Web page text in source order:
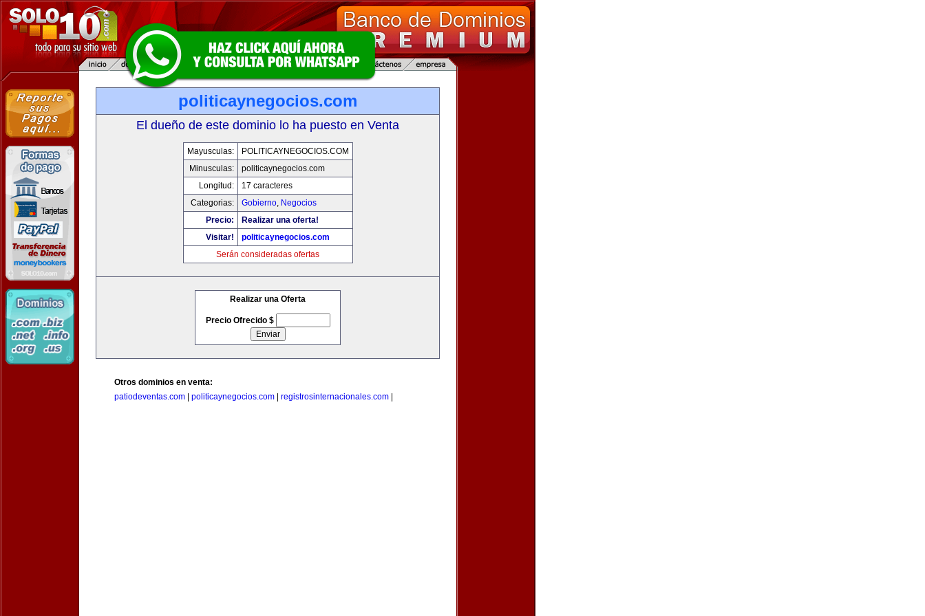
politicaynegocios.com
El dueño de este dominio lo ha puesto en Venta
Mayusculas:
POLITICAYNEGOCIOS.COM
Minusculas:
politicaynegocios.com
Longitud:
17 caracteres
Categorias:
Gobierno, Negocios
Precio:
Realizar una oferta!
Visitar!
politicaynegocios.com
Serán consideradas ofertas
Realizar una Oferta
Precio Ofrecido $
Otros dominios en venta:
patiodeventas.com
politicaynegocios.com registrosinternacionales.com